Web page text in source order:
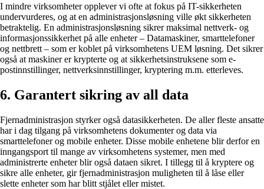
I mindre virksomheter opplever vi ofte at fokus på IT-sikkerheten
undervurderes, og at en administrasjonsløsning ville økt sikkerheten
betraktelig. En administrasjonsløsning sikrer maksimal nettverk- og
informasjonssikkerhet på alle enheter – Datamaskiner, smarttelefoner
og nettbrett – som er koblet på virksomhetens UEM løsning. Det sikrer
også at maskiner er krypterte og at sikkerhetsinstruksene som e-
postinnstillinger, nettverksinnstillinger, kryptering m.m. etterleves.
6. Garantert sikring av all data
Fjernadministrasjon styrker også datasikkerheten. De aller fleste ansatte
har i dag tilgang på virksomhetens dokumenter og data via
smarttelefoner og mobile enheter. Disse mobile enhetene blir derfor en
inngangsport til mange av virksomhetens systemer, men med
administrerte enheter blir også dataen sikret. I tillegg til å kryptere og
sikre alle enheter, gir fjernadministrasjon muligheten til å låse eller
slette enheter som har blitt stjålet eller mistet.